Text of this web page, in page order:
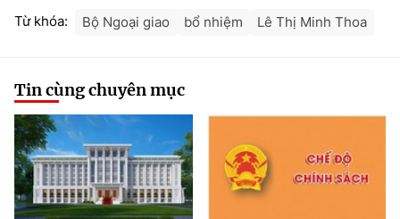
Từ khóa: Bộ Ngoại giao bổ nhiệm Lê Thị Minh Thoa
Tin cùng chuyên mục